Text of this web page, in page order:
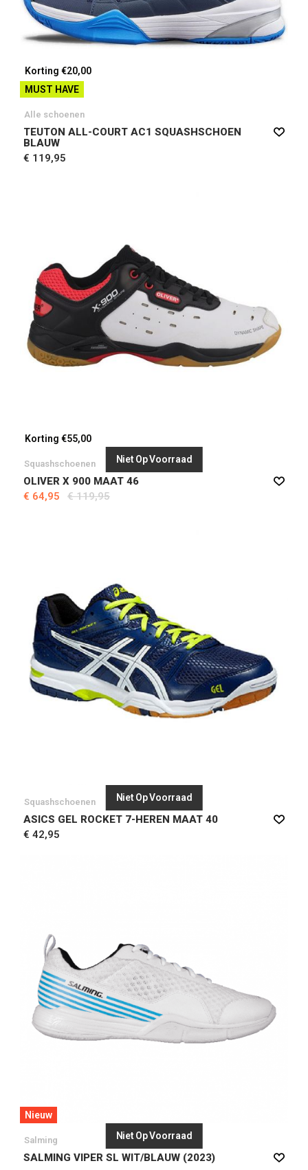
Korting €20,00
MUST HAVE
Alle schoenen
TEUTON ALL-COURT AC1 SQUASHSCHOEN
BLAUW
€ 119,95
Niet Op Voorraad
Korting €55,00
Squashschoenen
OLIVER X 900 MAAT 46
€ 64,95
€ 119,95
Niet Op Voorraad
Squashschoenen
ASICS GEL ROCKET 7-HEREN MAAT 40
€ 42,95
Niet Op Voorraad
Nieuw
Salming
SALMING VIPER SL WIT/BLAUW (2023)